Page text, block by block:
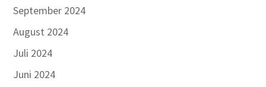
September 2024
August 2024
Juli 2024
Juni 2024